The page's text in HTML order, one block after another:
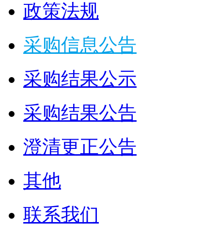
政策法规
采购信息公告
采购结果公示
采购结果公告
澄清更正公告
其他
联系我们